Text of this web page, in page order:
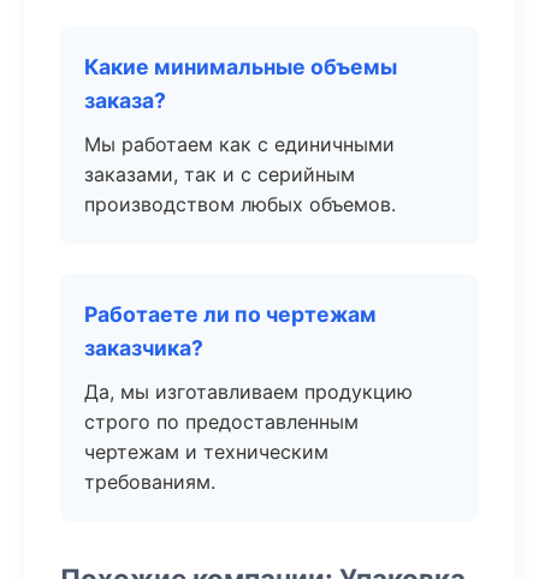
Какие минимальные объемы
заказа?
Мы работаем как с единичными
заказами, так и с серийным
производством любых объемов.
Работаете ли по чертежам
заказчика?
Да, мы изготавливаем продукцию
строго по предоставленным
чертежам и техническим
требованиям.